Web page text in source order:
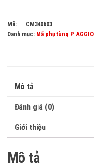
Mã:
CM340603
Danh mục: Mã phụ tùng PIAGGIO
Mô tả
Đánh giá (0)
Giới thiệu
Mô tả